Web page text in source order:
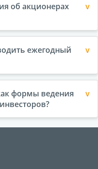
об акционерах
ежегодный
формы ведения